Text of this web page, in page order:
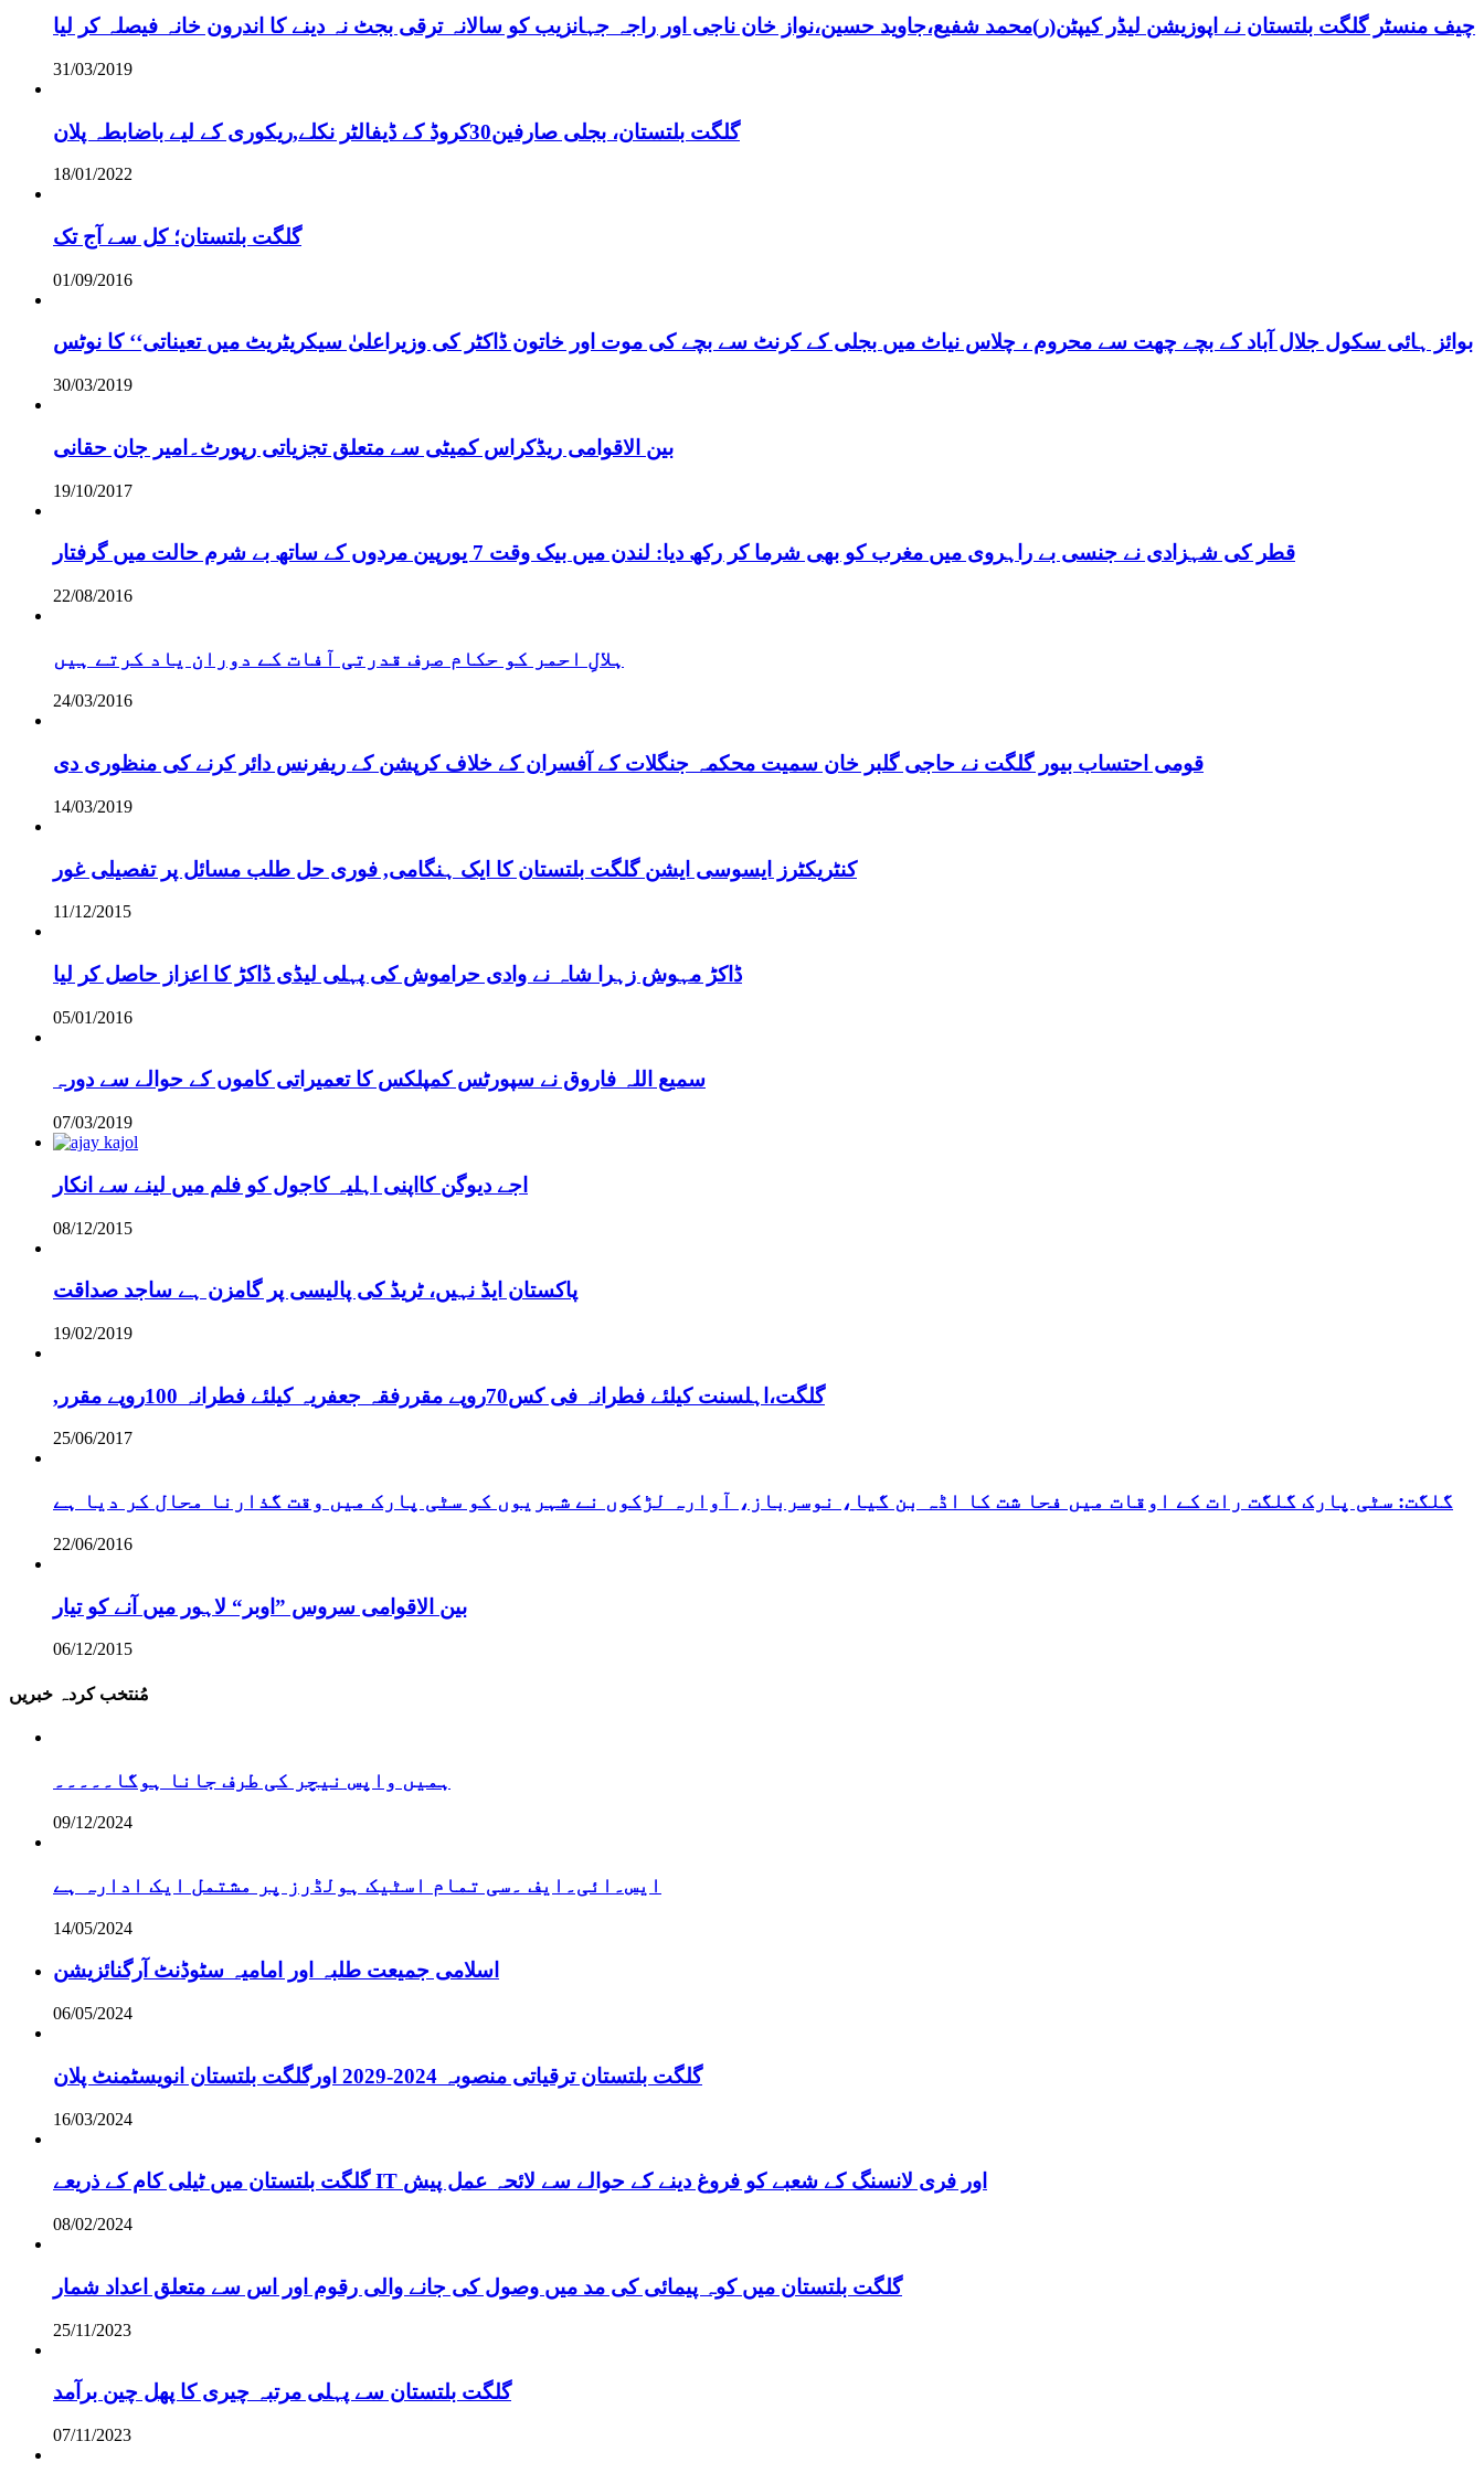
چیف منسٹر گلگت بلتستان نے اپوزیشن لیڈر کیپٹن(ر)محمد شفیع،جاوید حسین،نواز خان ناجی اور راجہ جہانزیب کو سالانہ ترقی بجٹ نہ دینے کا اندرون خانہ فیصلہ کر لیا
31/03/2019
گلگت بلتستان، بجلی صارفین30کروڈ کے ڈیفالٹر نکلے,ریکوری کے لیے باضابطہ پلان
18/01/2022
گلگت بلتستان؛ کل سے آج تک
01/09/2016
بوائز ہائی سکول جلال آباد کے بچے چھت سے محروم ، چلاس نیاٹ میں بجلی کے کرنٹ سے بچے کی موت اور خاتون ڈاکٹر کی وزیراعلیٰ سیکریٹریٹ میں تعیناتی‘‘ کا نوٹس
30/03/2019
بین الاقوامی ریڈکراس کمیٹی سے متعلق تجزیاتی رپورٹ۔امیر جان حقانی
19/10/2017
قطر کی شہزادی نے جنسی بے راہروی میں مغرب کو بھی شرما کر رکھ دیا: لندن میں بیک وقت 7 یورپین مردوں کے ساتھ بے شرم حالت میں گرفتار
22/08/2016
ہلالِ احمر کو حکام صرف قدرتی آفات کے دوران یاد کرتے ہیں
24/03/2016
قومی احتساب بیور گلگت نے حاجی گلبر خان سمیت محکمہ جنگلات کے آفسران کے خلاف کرپشن کے ریفرنس دائر کرنے کی منظوری دی
14/03/2019
کنٹریکٹرز ایسوسی ایشن گلگت بلتستان کا ایک ہنگامی, فوری حل طلب مسائل پر تفصیلی غور
11/12/2015
ڈاکڑ مہوش زہرا شاہ نے وادی حراموش کی پہلی لیڈی ڈاکڑ کا اعزاز حاصل کر لیا
05/01/2016
سمیع اللہ فاروق نے سپورٹس کمپلکس کا تعمیراتی کاموں کے حوالے سے دورہ
07/03/2019
اجے دیوگن کااپنی اہلیہ کاجول کو فلم میں لینے سے انکار
08/12/2015
پاکستان ایڈ نہیں، ٹریڈ کی پالیسی پر گامزن ہے ساجد صداقت
19/02/2019
,گلگت،اہلسنت کیلئے فطرانہ فی کس70روپے مقررفقہ جعفریہ کیلئے فطرانہ 100روپے مقرر
25/06/2017
گلگت: سٹی پارک گلگت رات کے اوقات میں فحا شت کا اڈہ بن گیا، نوسرباز، آوارہ لڑکوں نے شہریوں کو سٹی پارک میں وقت گذارنا محال کر دیا ہے
22/06/2016
بین الاقوامی سروس ”اوبر“ لاہور میں آنے کو تیار
06/12/2015
مُنتخب کردہ خبریں
ہمیں واپس نیچر کی طرف جانا ہوگا۔۔۔۔۔
09/12/2024
ایس۔ائی۔ایف ۔سی تمام اسٹیک ہولڈرز پر مشتمل ایک ادارہ ہے
14/05/2024
اسلامی جمیعت طلبہ اور امامیہ سٹوڈنٹ آرگنائزیشن
06/05/2024
گلگت بلتستان ترقیاتی منصوبہ 2024-2029 اورگلگت بلتستان انویسٹمنٹ پلان
16/03/2024
گلگت بلتستان میں ٹیلی کام کے ذریعے IT اور فری لانسنگ کے شعبے کو فروغ دینے کے حوالے سے لائحہ عمل پیش
08/02/2024
گلگت بلتستان میں کوہ پیمائی کی مد میں وصول کی جانے والی رقوم اور اس سے متعلق اعداد شمار
25/11/2023
گلگت بلتستان سے پہلی مرتبہ چیری کا پھل چین برآمد
07/11/2023